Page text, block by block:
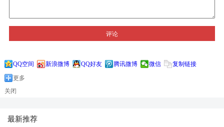
评论
QQ空间 新浪微博 QQ好友 腾讯微博 微信
复制链接
更多
关闭
最新推荐